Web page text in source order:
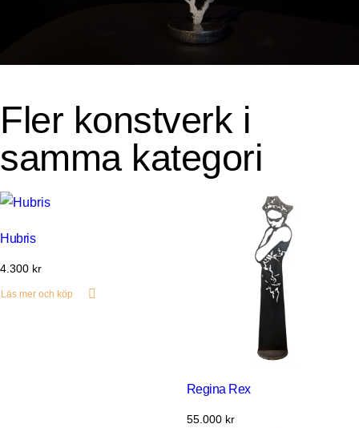
Fler konstverk i
samma kategori
Hubris
4.300 kr
Läs mer och köp
Regina Rex
55.000 kr